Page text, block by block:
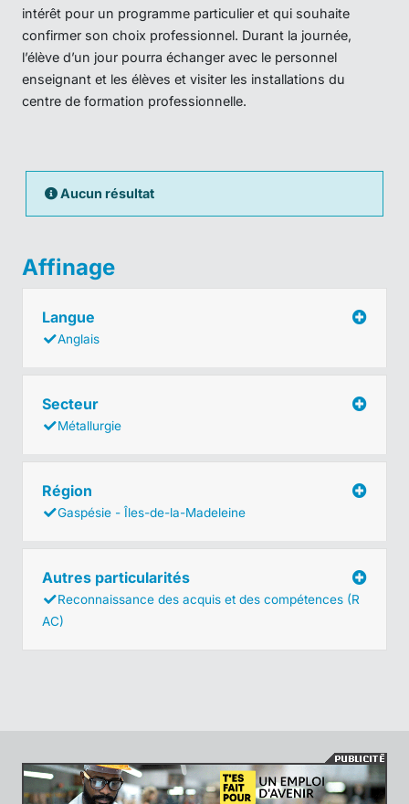
intérêt pour un programme particulier et qui souhaite
confirmer son choix professionnel. Durant la journée,
l’élève d’un jour pourra échanger avec le personnel
enseignant et les élèves et visiter les installations du
centre de formation professionnelle.
Aucun résultat
Affinage
Langue
Anglais
Secteur
Métallurgie
Région
Gaspésie - Îles-de-la-Madeleine
Autres particularités
Reconnaissance des acquis et des compétences (R
AC)